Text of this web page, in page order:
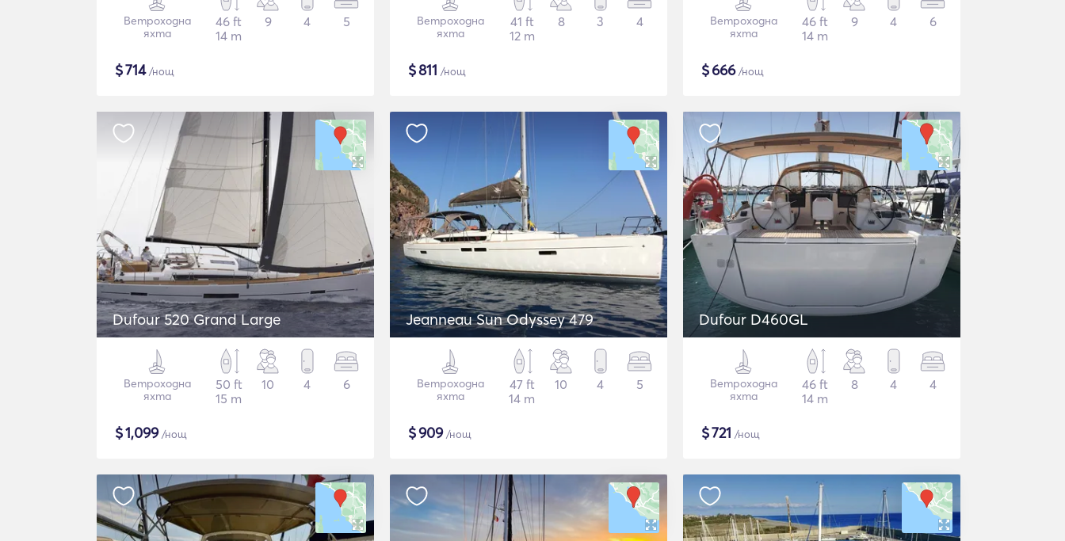
Ветроходна
яхта
46 ft
14 m
9 4 5
$714/нощ
Ветроходна
яхта
41 ft
12 m
8 3 4
$811 /нощ
Ветроходна
яхта
46 ft
14 m
9 4 6
$666/нощ
Dufour 520 Grand Large
Ветроходна
яхта
50 ft
15 m
10 4 6
$1,099/нощ
Jeanneau Sun Odyssey 479
Ветроходна
яхта
47 ft
14 m
10 4 5
$909/нощ
Dufour D460GL
Ветроходна
яхта
46 ft
14 m
8 4 4
$721 /нощ